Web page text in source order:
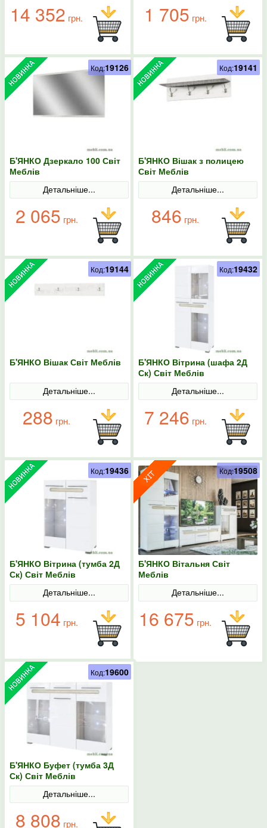
14 352 грн. 1 705 грн.
Б'ЯНКО Дзеркало 100 Світ
Меблів
Детальніше...
2 065 грн.
Код:19126
Б'ЯНКО Вішак з полицею
Світ Меблів
Детальніше...
846 грн.
Код:19141
Б'ЯНКО Вішак Світ Меблів
Детальніше...
288 грн.
Код:19144
Б'ЯНКО Вітрина (шафа 2Д
Ск) Світ Меблів
Детальніше...
7 246 грн.
Код:19432
Б'ЯНКО Вітрина (тумба 2Д
Ск) Світ Меблів
Детальніше...
5 104 грн.
Код:19436
Б'ЯНКО Вітальня Світ
Меблів
Детальніше...
16 675 грн.
Код:19508
Б'ЯНКО Буфет (тумба 3Д
Ск) Світ Меблів
Детальніше...
8 808 грн.
Код:19600